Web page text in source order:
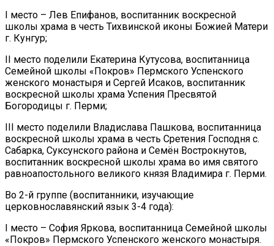
I место – Лев Епифанов, воспитанник воскресной
школы храма в честь Тихвинской иконы Божией Матери
г. Кунгур;
II место поделили Екатерина Кутусова, воспитанница
Семейной школы «Покров» Пермского Успенского
женского монастыря и Сергей Исаков, воспитанник
воскресной школы храма Успения Пресвятой
Богородицы г. Перми;
III место поделили Владислава Пашкова, воспитанница
воскресной школы храма в честь Сретения Господня с.
Сабарка, Суксунского района и Семён Вострокнутов,
воспитанник воскресной школы храма во имя святого
равноапостольного великого князя Владимира г. Перми.
Во 2-й группе (воспитанники, изучающие
церковнославянский язык 3-4 года):
I место – София Яркова, воспитанница Семейной школы
«Покров» Пермского Успенского женского монастыря.